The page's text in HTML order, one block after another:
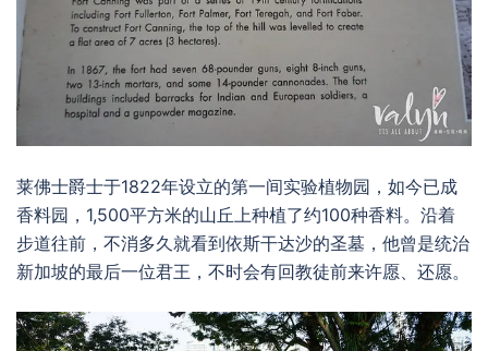
莱佛士爵士于1822年设立的第一间实验植物园，如今已成
香料园，1,500平方米的山丘上种植了约100种香料。沿着
步道往前，不消多久就看到依斯干达沙的圣墓，他曾是统治
新加坡的最后一位君王，不时会有回教徒前来许愿、还愿。